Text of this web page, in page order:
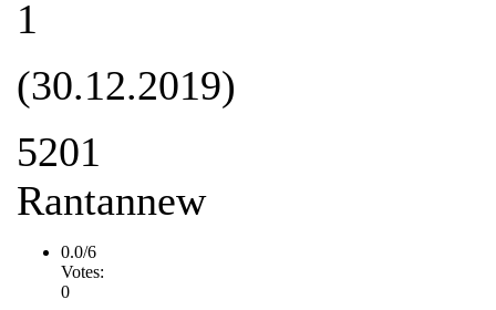
1
(30.12.2019)
5201
Rantannew
0.0/6
Votes:
0